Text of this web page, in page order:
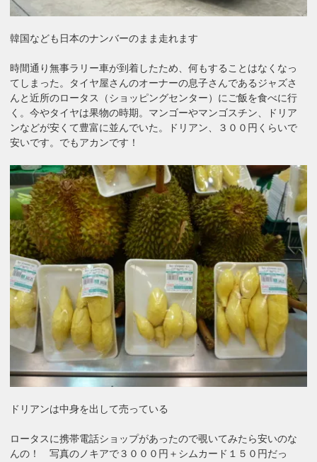
韓国なども日本のナンバーのまま走れます
時間通り無事ラリー車が到着したため、何もすることはなくなっ
てしまった。タイヤ屋さんのオーナーの息子さんであるジャズさ
んと近所のロータス（ショッピングセンター）にご飯を食べに行
く。今やタイヤは果物の時期。マンゴーやマンゴスチン、ドリア
ンなどが安くて豊富に並んでいた。ドリアン、３００円くらいで
安いです。でもアカンです！
ドリアンは中身を出して売っている
ロータスに携帯電話ショップがあったので覗いてみたら安いのな
んの！ 写真のノキアで３０００円＋シムカード１５０円だっ